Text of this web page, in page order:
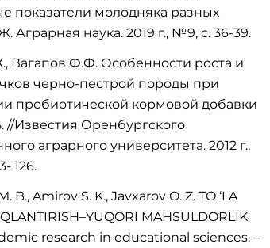
показатели молодняка разных
Аграрная наука. 2019 г., №9, с. 36-39.
Вагапов Ф.Ф. Особенности роста и
черно-пестрой породы при
пробиотической кормовой добавки
//Известия Оренбургского
аграрного университета. 2012 г.,
126.
B., Amirov S. K., Javxarov O. Z. TO ‘LA
MAHSULDORLIK
research in educational sciences. –